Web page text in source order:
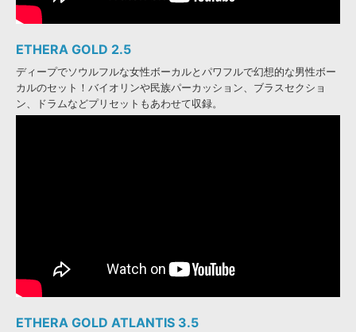
ETHERA GOLD 2.5
ディープでソウルフルな女性ボーカルとパワフルで幻想的な男性ボー
カルのセット！バイオリンや民族パーカッション、ブラスセクショ
ン、ドラムなどプリセットもあわせて収録。
ETHERA GOLD ATLANTIS 3.5